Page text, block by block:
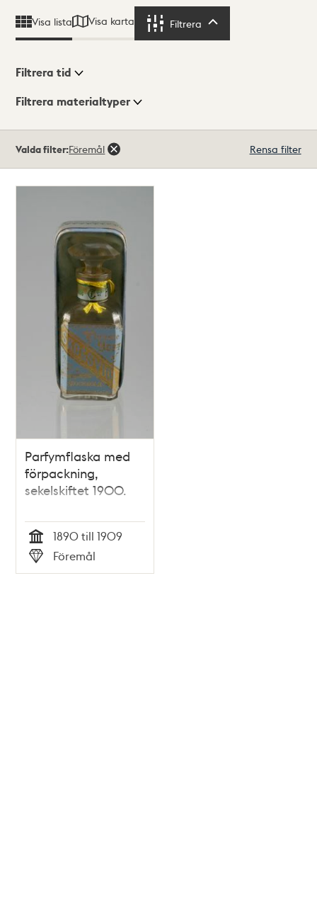
Visa lista Visa karta Filtrera
Visningsläge
Filtrera tid
Filtrera materialtyper
träffar
Valda filter:Föremål Rensa filter
Parfymflaska med
förpackning,
sekelskiftet 1900.
Tid
1890 till 1909
Typ
Föremål